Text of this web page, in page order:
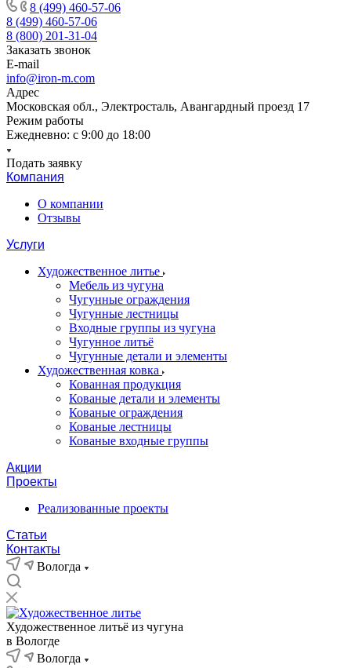
8 (499) 460-57-06
8 (499) 460-57-06
8 (800) 201-31-04
Заказать звонок
E-mail
info@iron-m.com
Адрес
Московская обл., Электросталь, Авангардный проезд 17
Режим работы
Ежедневно: с 9:00 до 18:00
Подать заявку
Компания
О компании
Отзывы
Услуги
Художественное литье
Мебель из чугуна
Чугунные ограждения
Чугунные лестницы
Входные группы из чугуна
Чугунное литьё
Чугунные детали и элементы
Художественная ковка
Кованная продукция
Кованые детали и элементы
Кованые ограждения
Кованые лестницы
Кованые входные группы
Акции
Проекты
Реализованные проекты
Статьи
Контакты
Вологда
Художественное литьё из чугуна
в Вологде
Вологда